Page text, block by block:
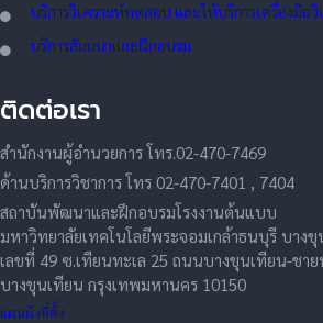
บริการวิเคราะห์ทดสอบ และให้บริการเครื่องมือ
บริการสัมมนาและฝึกอบรม
ติดต่อเรา
สำนักงานผู้อำนวยการ โทร.02-470-7469
ด้านบริการวิชาการ โทร 02-470-7401 , 7404
สถาบันพัฒนาและฝึกอบรมโรงงานต้นแบบ
มหาวิทยาลัยเทคโนโลยีพระจอมเกล้าธนบุรี บาง
เลขที่ 49 ซ.เทียนทะเล 25 ถนนบางขุนเทียน-ชาย
บางขุนเทียน กรุงเทพมหานคร 10150
แผนผังที่ตั้ง